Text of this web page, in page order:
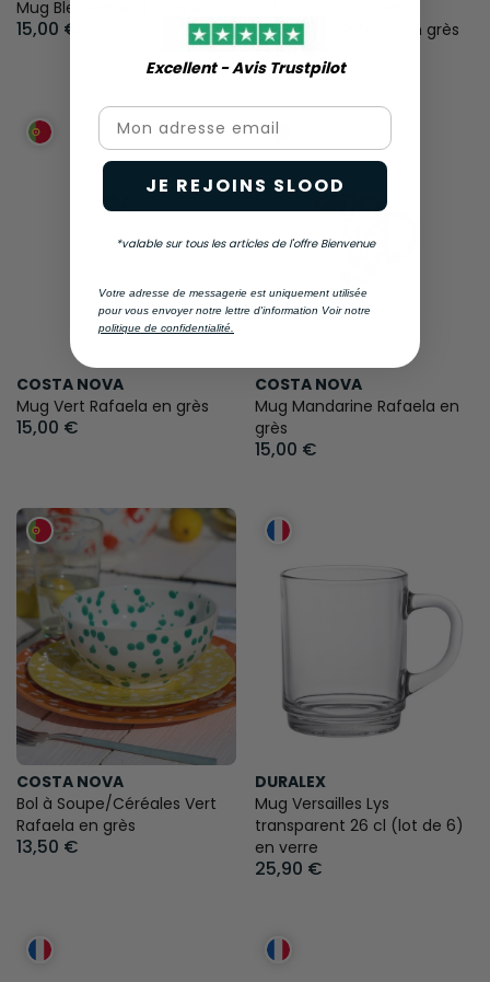
Mug Bleu Rafaela en grès
15,00 €
Mandarine Rafaela en grès
13,50 €
COSTA NOVA
Mug Vert Rafaela en grès
15,00 €
COSTA NOVA
Mug Mandarine Rafaela en
grès
15,00 €
COSTA NOVA
Bol à Soupe/Céréales Vert
Rafaela en grès
13,50 €
DURALEX
Mug Versailles Lys
transparent 26 cl (lot de 6)
en verre
25,90 €
Excellent - Avis Trustpilot​
Email
JE REJOINS SLOOD
*valable sur tous les articles de l'offre Bienvenue
Votre adresse de messagerie est uniquement utilisée
pour vous envoyer notre lettre d'information Voir notre
politique de confidentialité.